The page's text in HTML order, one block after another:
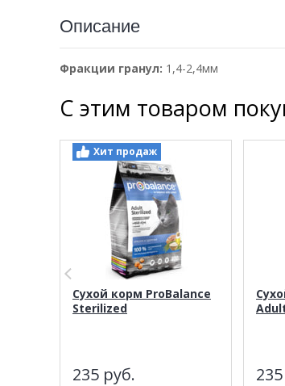
Описание
Фракции гранул: 1,4-2,4мм
С этим товаром
Хит продаж
Сухой корм ProBalance
Sterilized
235 руб. 235